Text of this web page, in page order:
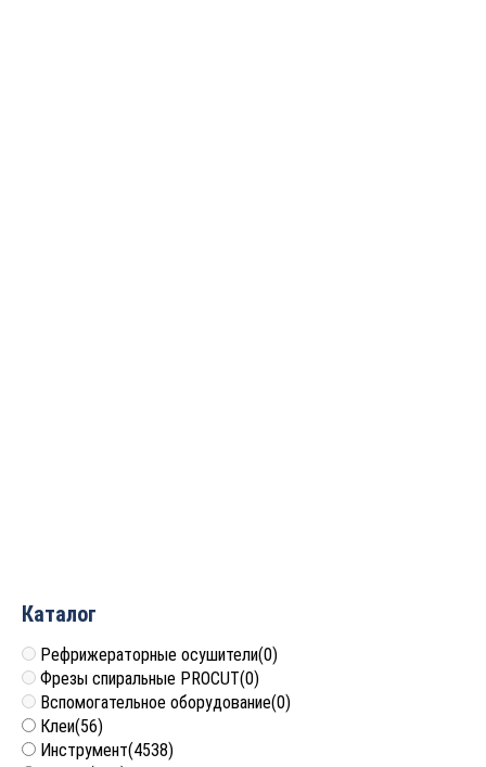
Каталог
Рефрижераторные осушители(0)
Фрезы спиральные PROCUT(0)
Вспомогательное оборудование(0)
Клеи(56)
Инструмент(4538)